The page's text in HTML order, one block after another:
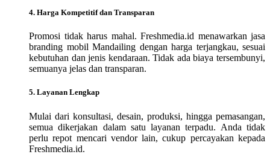
4. Harga Kompetitif dan Transparan
Promosi tidak harus mahal. Freshmedia.id menawarkan jasa
branding mobil Mandailing dengan harga terjangkau, sesuai
kebutuhan dan jenis kendaraan. Tidak ada biaya tersembunyi,
semuanya jelas dan transparan.
5. Layanan Lengkap
Mulai dari konsultasi, desain, produksi, hingga pemasangan,
semua dikerjakan dalam satu layanan terpadu. Anda tidak
perlu repot mencari vendor lain, cukup percayakan kepada
Freshmedia.id.